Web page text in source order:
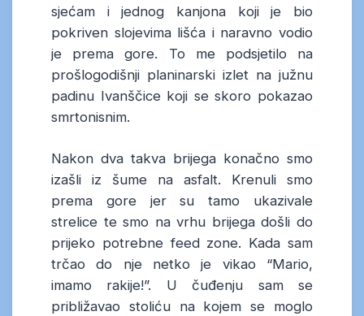
sjećam i jednog kanjona koji je bio
pokriven slojevima lišća i naravno vodio
je prema gore. To me podsjetilo na
prošlogodišnji planinarski izlet na južnu
padinu Ivanščice koji se skoro pokazao
smrtonisnim.
Nakon dva takva brijega konačno smo
izašli iz šume na asfalt. Krenuli smo
prema gore jer su tamo ukazivale
strelice te smo na vrhu brijega došli do
prijeko potrebne feed zone. Kada sam
trčao do nje netko je vikao “Mario,
imamo rakije!”. U čuđenju sam se
približavao stoliću na kojem se moglo